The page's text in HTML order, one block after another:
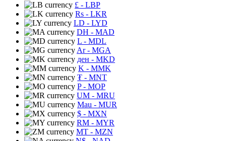
£ - LBP
Rs - LKR
LD - LYD
DH - MAD
L - MDL
Ar- MGA
ден - MKD
K - MMK
₮ - MNT
P- MOP
UM - MRU
Mau - MUR
$ - MXN
RM - MYR
MT - MZN